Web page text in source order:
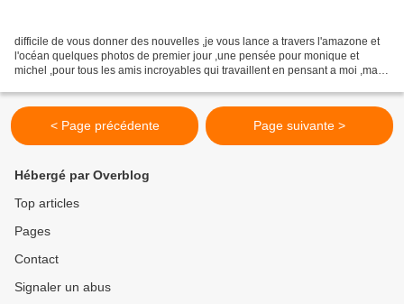
difficile de vous donner des nouvelles ,je vous lance a travers l'amazone et
l'océan quelques photos de premier jour ,une pensée pour monique et
michel ,pour tous les amis incroyables qui travaillent en pensant a moi ,ma
< Page précédente Page suivante >
Hébergé par Overblog
Top articles
Pages
Contact
Signaler un abus